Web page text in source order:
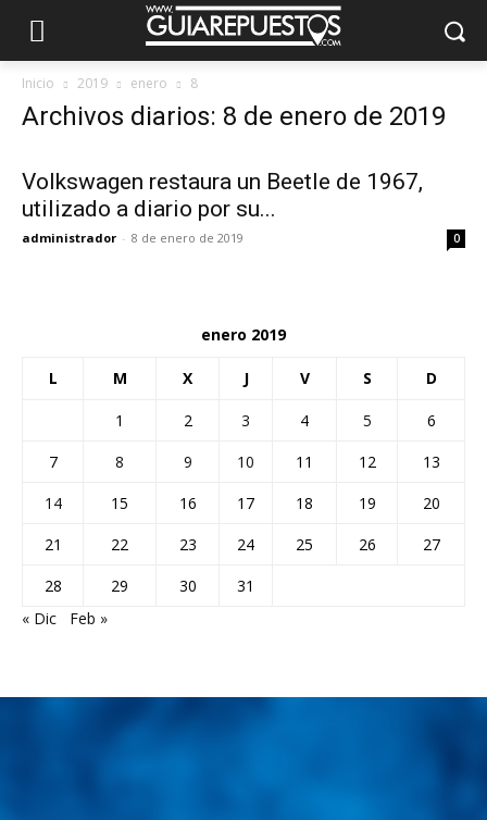
Inicio 2019 enero 8
Archivos diarios: 8 de enero de 2019
Volkswagen restaura un Beetle de 1967,
utilizado a diario por su...
administrador - 8 de enero de 2019 0
enero 2019
L M X J V S D
1 2 3 4 5
6
7
8 9 10 11 12
13
14
15 16 17 18 19
20
21
22 23 24 25 26
27
28
29 30
31
« Dic
Feb »